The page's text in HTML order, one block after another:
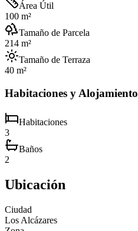
Área Útil
100 m²
Tamaño de Parcela
214 m²
Tamaño de Terraza
40 m²
Habitaciones y Alojamiento
Habitaciones
3
Baños
2
Ubicación
Ciudad
Los Alcázares